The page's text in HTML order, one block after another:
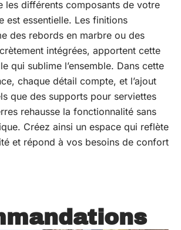
les différents composants de votre
est essentielle. Les finitions
des rebords en marbre ou des
intégrées, apportent cette
qui sublime l’ensemble. Dans cette
chaque détail compte, et l’ajout
que des supports pour serviettes
rehausse la fonctionnalité sans
Créez ainsi un espace qui reflète
et répond à vos besoins de confort